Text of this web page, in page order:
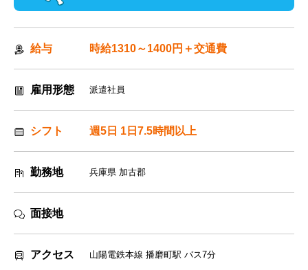
給与 時給1310～1400円＋交通費
雇用形態 派遣社員
シフト 週5日 1日7.5時間以上
勤務地 兵庫県 加古郡
面接地
アクセス 山陽電鉄本線 播磨町駅 バス7分